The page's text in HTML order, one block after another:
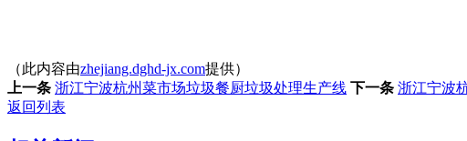
（此内容由zhejiang.dghd-jx.com提供）
上一条 浙江宁波杭州菜市场垃圾餐厨垃圾处理生产线 下一条 浙江宁波
返回列表